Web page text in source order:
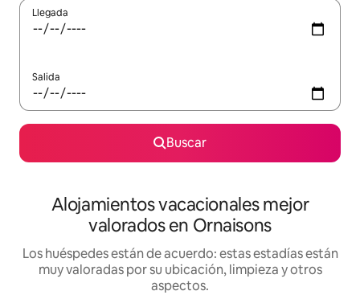
Llegada
Salida
Buscar
Alojamientos vacacionales mejor
valorados en Ornaisons
Los huéspedes están de acuerdo: estas estadías están
muy valoradas por su ubicación, limpieza y otros
aspectos.